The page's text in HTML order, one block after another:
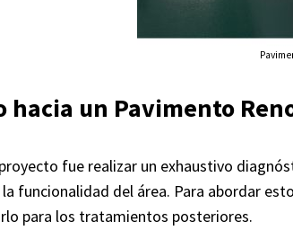
hacia un Pavimento
fue realizar un exhaustivo
funcionalidad del área. Para abordar
para los tratamientos posteriores.